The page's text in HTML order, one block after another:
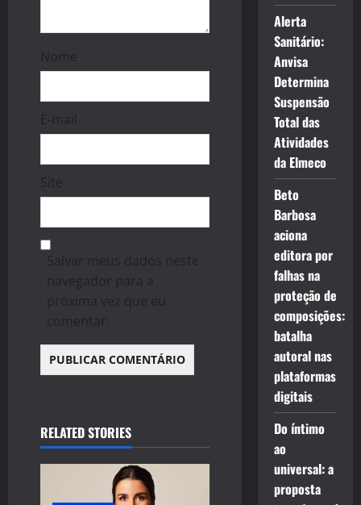
Nome
E-mail
Site
Salvar meus dados neste
navegador para a
próxima vez que eu
comentar.
RELATED STORIES
Alerta
Sanitário:
Anvisa
Determina
Suspensão
Total das
Atividades
da Elmeco
Beto
Barbosa
aciona
editora por
falhas na
proteção de
composições:
batalha
autoral nas
plataformas
digitais
Do íntimo
ao
universal: a
proposta